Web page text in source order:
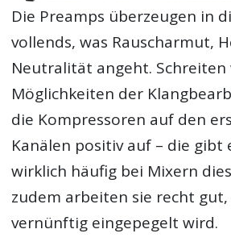
Die Preamps überzeugen in
vollends, was Rauscharmut,
Neutralität angeht.
Möglichkeiten der
die Kompressoren auf den
Kanälen positiv auf – die gibt
wirklich häufig bei Mixern
zudem arbeiten sie recht
vernünftig eingepegelt wird.